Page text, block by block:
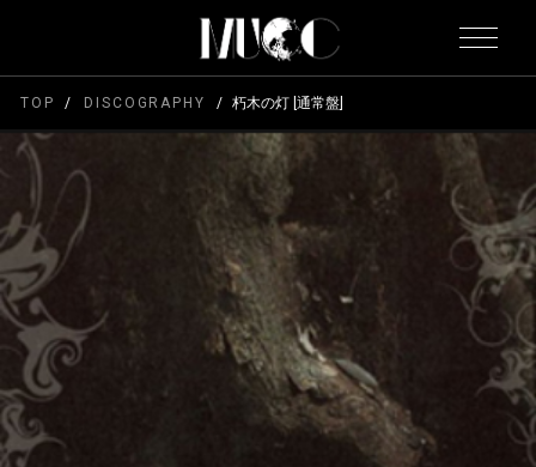
TOP DISCOGRAPHY 朽木の灯 [通常盤]